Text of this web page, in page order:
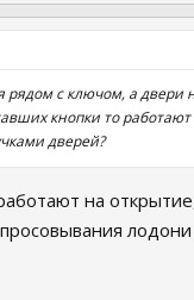
с ключом, а двери
кнопки то работают
дверей?
на
лодони